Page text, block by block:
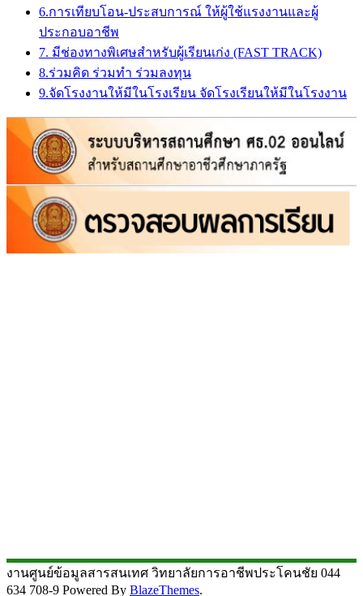
6.การเทียบโอน-ประสบการณ์ ให้ผู้ใช้แรงงานและผู้
ประกอบอาชีพ
7. มีช่องทางพิเศษสำหรับผู้เรียนเก่ง (FAST TRACK)
8.ร่วมคิด ร่วมทำ ร่วมลงทุน
9.จัดโรงงานให้มีในโรงเรียน จัดโรงเรียนให้มีในโรงงาน
งานศูนย์ข้อมูลสารสนเทศ วิทยาลัยการอาชีพประโคนชัย 044
634 708-9 Powered By BlazeThemes.